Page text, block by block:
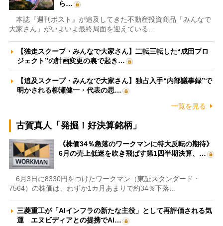
ら…
本誌『週刊ポスト』が追及してきた不動産投資商品「みんなで
大家さん」がいよいよ最終局面を迎えている…
【独走スクープ・みんなで大家さん】二転三転した“成田プロ
ジェクト”の計画変更の裏で起き…
【追及スクープ・みんなで大家さん】独占入手“内部議事録”で
明かされる柳瀬健一・代表の思…
一覧を見る
古賀真人「発掘！好決算銘柄」
《株価34％急落のワークマンに特大反転の期待》
6月の売上低迷を吹き飛ばす第1四半期決算、…
6月3日に8330円をつけたワークマン（東証スタンダード・
7564）の株価は、わずか1カ月あまりで約34％下落…
三菱重工が「AIインフラの新たな主役」として再評価される気
運 エヌビディアとの提携でAI…